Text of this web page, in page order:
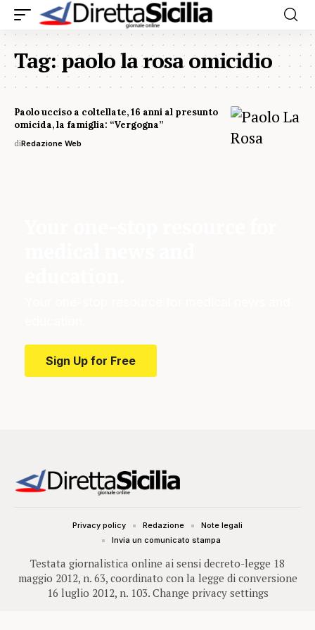
Tag:paolo la rosa omicidio
Paolo ucciso a coltellate, 16 anni al presunto
omicida, la famiglia: “Vergogna”
diRedazione Web
Sign Up for Free
Testata giornalistica online ai sensi decreto-legge 18
maggio 2012, n. 63, coordinato con la legge di conversione
16 luglio 2012, n. 103. Change privacy settings
Privacy policy Redazione
Note legali
Invia un comunicato stampa